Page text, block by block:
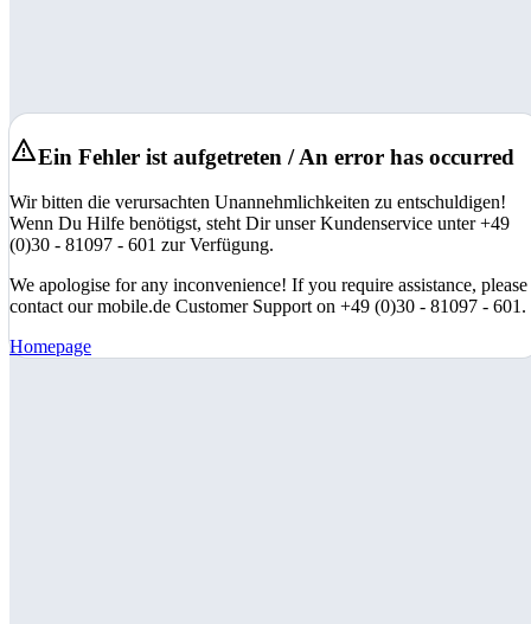
Ein Fehler ist aufgetreten / An error has occurred
Wir bitten die verursachten Unannehmlichkeiten zu entschuldigen!
Wenn Du Hilfe benötigst, steht Dir unser Kundenservice unter +49
(0)30 - 81097 - 601 zur Verfügung.
We apologise for any inconvenience! If you require assistance, please
contact our mobile.de Customer Support on +49 (0)30 - 81097 - 601.
Homepage